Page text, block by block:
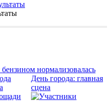
нормализовалась
День города: главная
сцена